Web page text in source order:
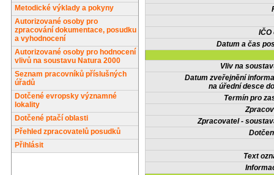
Metodické výklady a pokyny
Autorizované osoby pro
zpracování dokumentace, posudku
a vyhodnocení
Autorizované osoby pro hodnocení
vlivů na soustavu Natura 2000
Seznam pracovníků příslušných
úřadů
Dotčené evropsky významné
lokality
Dotčené ptačí oblasti
Přehled zpracovatelů posudků
Přihlásit
IČO
Datum a čas
Vliv na
Datum zveřejnění
na úřední desce
Termín pro
Zpracovatel -
Text